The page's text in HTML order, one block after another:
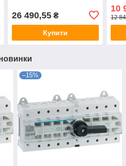
26 490,55₴
Купити
10
12
–15%